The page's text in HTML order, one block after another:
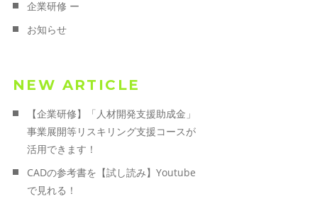
企業研修 ー
お知らせ
NEW ARTICLE
【企業研修】「人材開発支援助成金」
事業展開等リスキリング支援コースが
活用できます！
CADの参考書を【試し読み】Youtube
で見れる！